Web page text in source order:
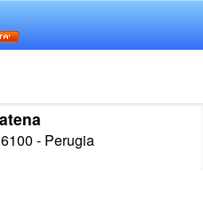
- Perugia